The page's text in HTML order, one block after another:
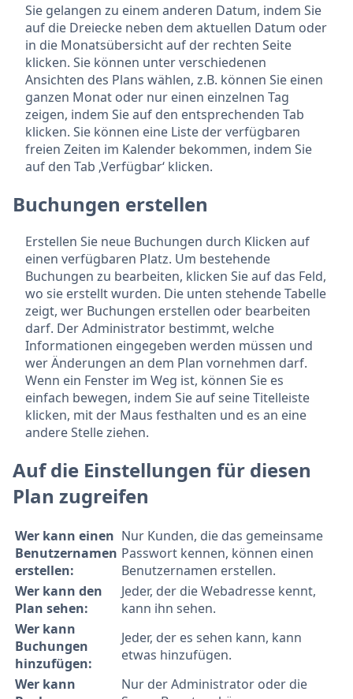
Sie gelangen zu einem anderen Datum, indem Sie
auf die Dreiecke neben dem aktuellen Datum oder
in die Monatsübersicht auf der rechten Seite
klicken. Sie können unter verschiedenen
Ansichten des Plans wählen, z.B. können Sie einen
ganzen Monat oder nur einen einzelnen Tag
zeigen, indem Sie auf den entsprechenden Tab
klicken. Sie können eine Liste der verfügbaren
freien Zeiten im Kalender bekommen, indem Sie
auf den Tab ‚Verfügbar‘ klicken.
Buchungen erstellen
Erstellen Sie neue Buchungen durch Klicken auf
einen verfügbaren Platz. Um bestehende
Buchungen zu bearbeiten, klicken Sie auf das Feld,
wo sie erstellt wurden. Die unten stehende Tabelle
zeigt, wer Buchungen erstellen oder bearbeiten
darf. Der Administrator bestimmt, welche
Informationen eingegeben werden müssen und
wer Änderungen an dem Plan vornehmen darf.
Wenn ein Fenster im Weg ist, können Sie es
einfach bewegen, indem Sie auf seine Titelleiste
klicken, mit der Maus festhalten und es an eine
andere Stelle ziehen.
Auf die Einstellungen für diesen
Plan zugreifen
Wer kann einen
Benutzernamen
erstellen:
Nur Kunden, die das gemeinsame
Passwort kennen, können einen
Benutzernamen erstellen.
Wer kann den
Plan sehen:
Jeder, der die Webadresse kennt,
kann ihn sehen.
Wer kann
Buchungen
hinzufügen:
Jeder, der es sehen kann, kann
etwas hinzufügen.
Wer kann
Nur der Administrator oder die